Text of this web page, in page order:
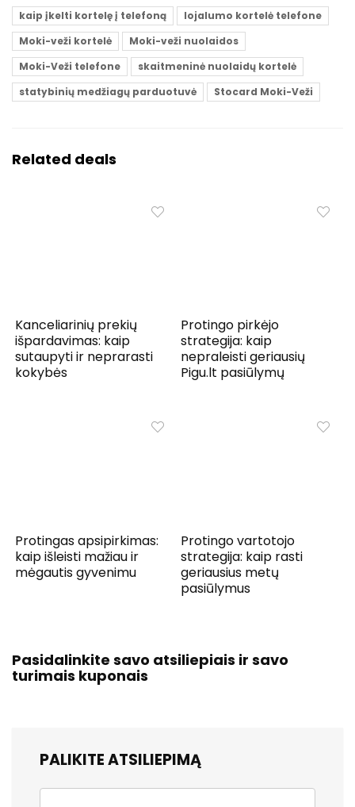
kaip įkelti kortelę į telefoną
lojalumo kortelė telefone
Moki-veži kortelė
Moki-veži nuolaidos
Moki-Veži telefone
skaitmeninė nuolaidų kortelė
statybinių medžiagų parduotuvė
Stocard Moki-Veži
Related deals
Kanceliarinių prekių
išpardavimas: kaip
sutaupyti ir neprarasti
kokybės
Protingo pirkėjo
strategija: kaip
nepraleisti geriausių
Pigu.lt pasiūlymų
Protingas apsipirkimas:
kaip išleisti mažiau ir
mėgautis gyvenimu
Protingo vartotojo
strategija: kaip rasti
geriausius metų
pasiūlymus
Pasidalinkite savo atsiliepiais ir savo
turimais kuponais
PALIKITE ATSILIEPIMĄ